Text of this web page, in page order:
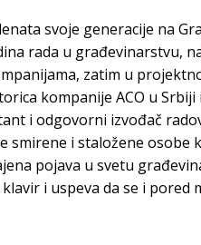
svoje generacije na
rada u građevinarstvu,
zatim u
kompanije ACO u
i odgovorni izvođač
smirene i staložene
pojava u svetu
i uspeva da se i